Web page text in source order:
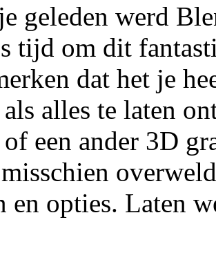
geleden werd
tijd om dit
dat het je
alles te laten
een ander 3D
en opties. Laten